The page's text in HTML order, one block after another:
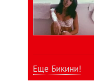
Еще Бикини!